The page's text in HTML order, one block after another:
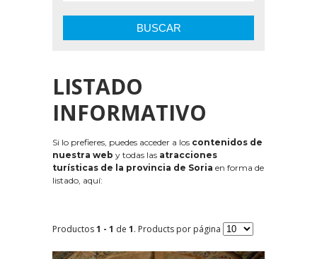
BUSCAR
LISTADO
INFORMATIVO
Si lo prefieres, puedes acceder a los contenidos de
nuestra web y todas las atracciones
turísticas de la provincia de Soria en forma de
listado, aquí:
Productos1 - 1 de 1. Products por página